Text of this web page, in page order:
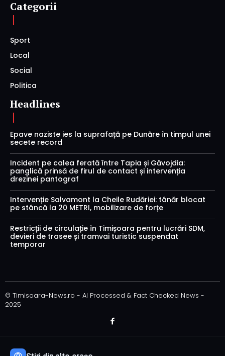
Categorii
Sport
Local
Social
Politica
Headlines
Epave naziste ies la suprafață pe Dunăre în timpul unei
secete record
Incident pe calea ferată între Tapia și Găvojdia:
panglică prinsă de firul de contact și intervenția
drezinei pantograf
Intervenție Salvamont la Cheile Rudăriei: tânăr blocat
pe stâncă la 20 METRI, mobilizare de forțe
Restricții de circulație în Timișoara pentru lucrări SDM,
devieri de trasee și tramvai turistic suspendat
temporar
© Timisoara-News.ro - AI Processed & Fact Checked News -
2025